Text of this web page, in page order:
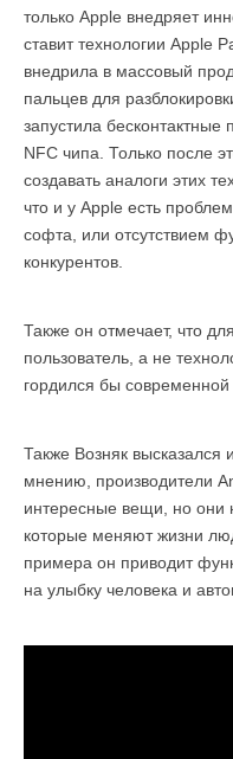
только Apple внедряет
ставит технологии Apple
внедрила в массовый
пальцев для
запустила
NFC чипа. Только после
создавать аналоги этих
что и у Apple есть
софта, или отсутствием
конкурентов.
Также он отмечает, что
пользователь, а не
гордился бы современной
Также Возняк высказался
мнению, производители
интересные вещи, но они
которые меняют жизни
примера он приводит
на улыбку человека и